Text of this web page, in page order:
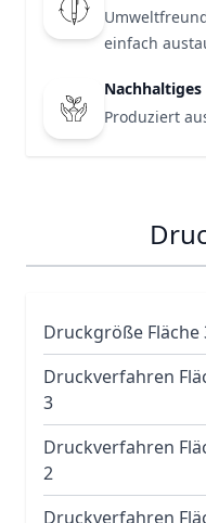
einfach
Produziert
Druckgröße Fläche
Druckverfahren
3
Druckverfahren
2
Druckverfahren